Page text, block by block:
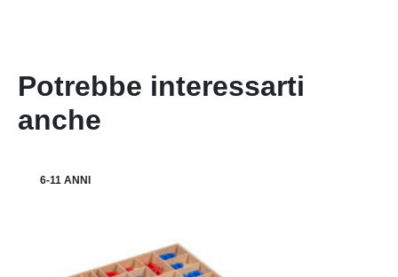
Potrebbe interessarti
anche
6-11 ANNI